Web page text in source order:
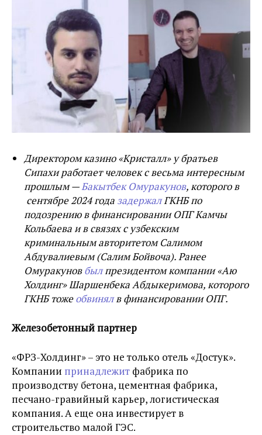
Директором казино«Кристалл»у братьев
Сипахи работает человек с весьма интересным
прошлым —Бакытбек Омуракунов, которого в
сентябре 2024 года задержалГКНБ по
подозрению в финансировании ОПГ Камчы
Кольбаева и в связях с узбекским
криминальным авторитетом Салимом
Абдувалиевым (Салим Бойвоча). Ранее
Омуракуновбылпрезидентом компании «Аю
Холдинг» Шаршенбека Абдыкеримова, которого
ГКНБ тожеобвинялв финансировании ОПГ.
Железобетонный партнер
«ФРЗ-Холдинг» – это не только отель «Достук».
Компании принадлежит фабрика по
производству бетона, цементная фабрика,
песчано-гравийный карьер, логистическая
компания. А еще она инвестирует в
строительство малой ГЭС.